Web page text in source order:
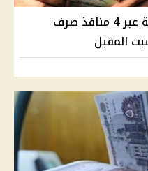
معاشات أغسطس 2026 متاحة عبر 4 منافذ صرف
المقبل